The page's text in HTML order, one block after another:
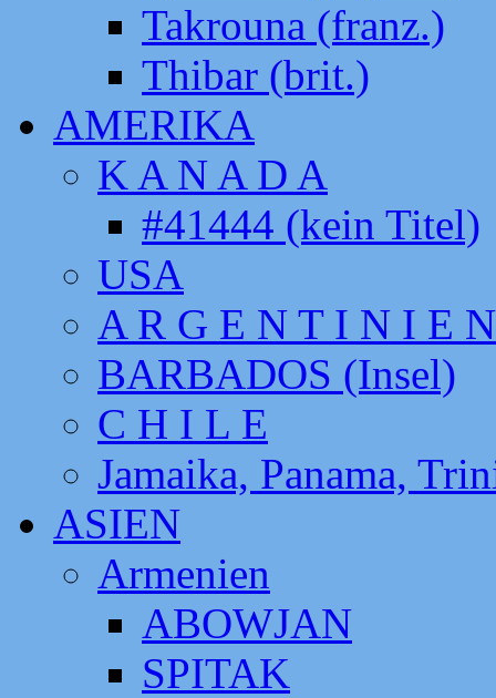
Takrouna (franz.)
Thibar (brit.)
AMERIKA
K A N A D A
#41444 (kein Titel)
USA
A R G E N T I N I E N
BARBADOS (Insel)
C H I L E
Jamaika, Panama,
ASIEN
Armenien
ABOWJAN
SPITAK